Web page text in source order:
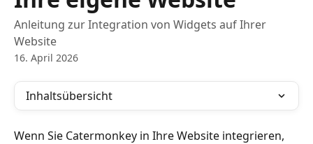
Anleitung zur Integration von Widgets auf Ihrer
Website
16. April 2026
Inhaltsübersicht
Wenn Sie Catermonkey in Ihre Website integrieren,